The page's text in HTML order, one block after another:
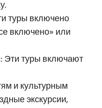
туры включено
включено» или
: Эти туры включают
и культурным
экскурсии,